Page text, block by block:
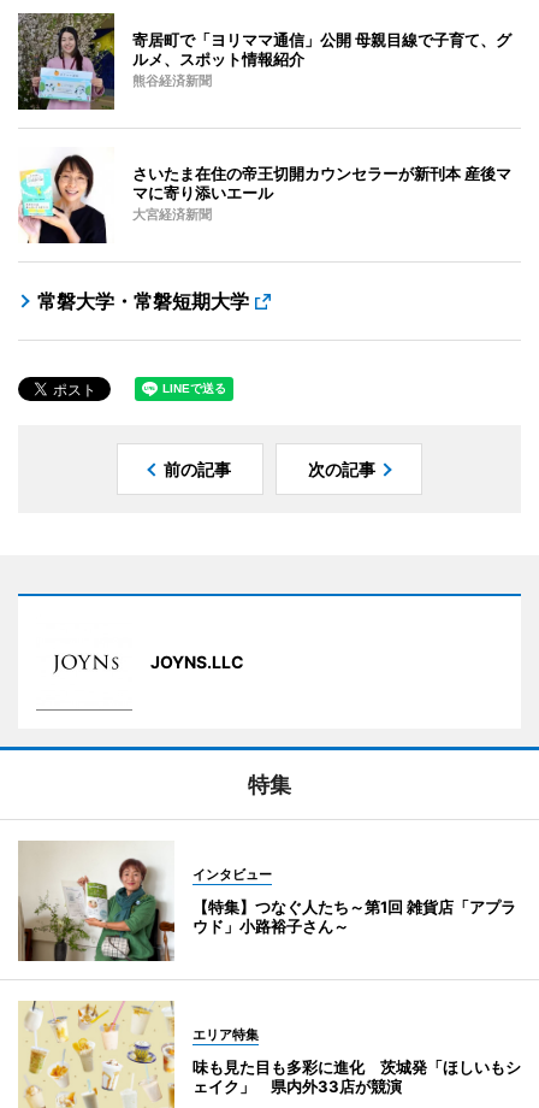
寄居町で「ヨリママ通信」公開 母親目線で子育て、グ
ルメ、スポット情報紹介
熊谷経済新聞
さいたま在住の帝王切開カウンセラーが新刊本 産後マ
マに寄り添いエール
大宮経済新聞
常磐大学・常磐短期大学
前の記事 次の記事
JOYNS.LLC
特集
インタビュー
【特集】つなぐ人たち～第1回 雑貨店「アプラ
ウド」小路裕子さん～
エリア特集
味も見た目も多彩に進化 茨城発「ほしいもシ
ェイク」 県内外33店が競演